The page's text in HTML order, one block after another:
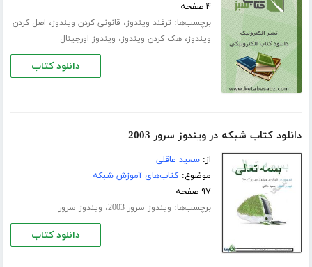
۴ صفحه
برچسب‌ها: ترفند ویندوز، قانونی کردن ویندوز، اصل کردن
ویندوز،هک کردن ویندوز، ویندوز اورجینال
دانلود کتاب
دانلود کتاب شبکه در ویندوز سرور 2003
از:سعید عاقلی
موضوع:کتاب‌های آموزش شبکه
۹۷ صفحه
برچسب‌ها: ویندوز سرور 2003 ، ویندوز سرور
دانلود کتاب